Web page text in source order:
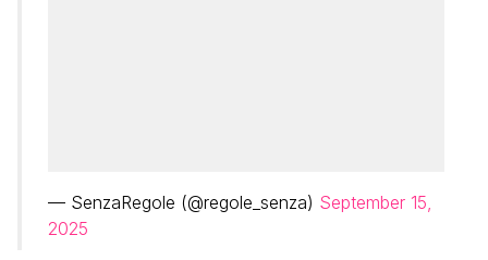
— SenzaRegole (@regole_senza) September 15,
2025